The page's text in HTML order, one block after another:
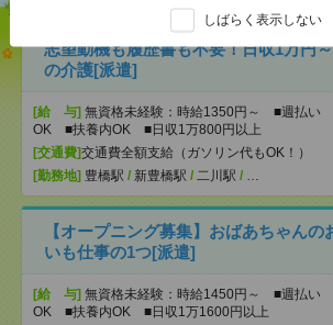
しばらく表示しない
志望動機も履歴書も不要！日収1万円
の介護[派遣]
[給 与] 無資格未経験：時給1350円～ ■週払い
OK ■扶養内OK ■日収1万800円以上
[交通費]交通費全額支給（ガソリン代もOK！）
[勤務地] 豊橋駅 / 新豊橋駅 / 二川駅 / …
【オープニング募集】おばあちゃんの
いも仕事の1つ[派遣]
[給 与] 無資格未経験：時給1450円～ ■週払い
OK ■扶養内OK ■日収1万1600円以上